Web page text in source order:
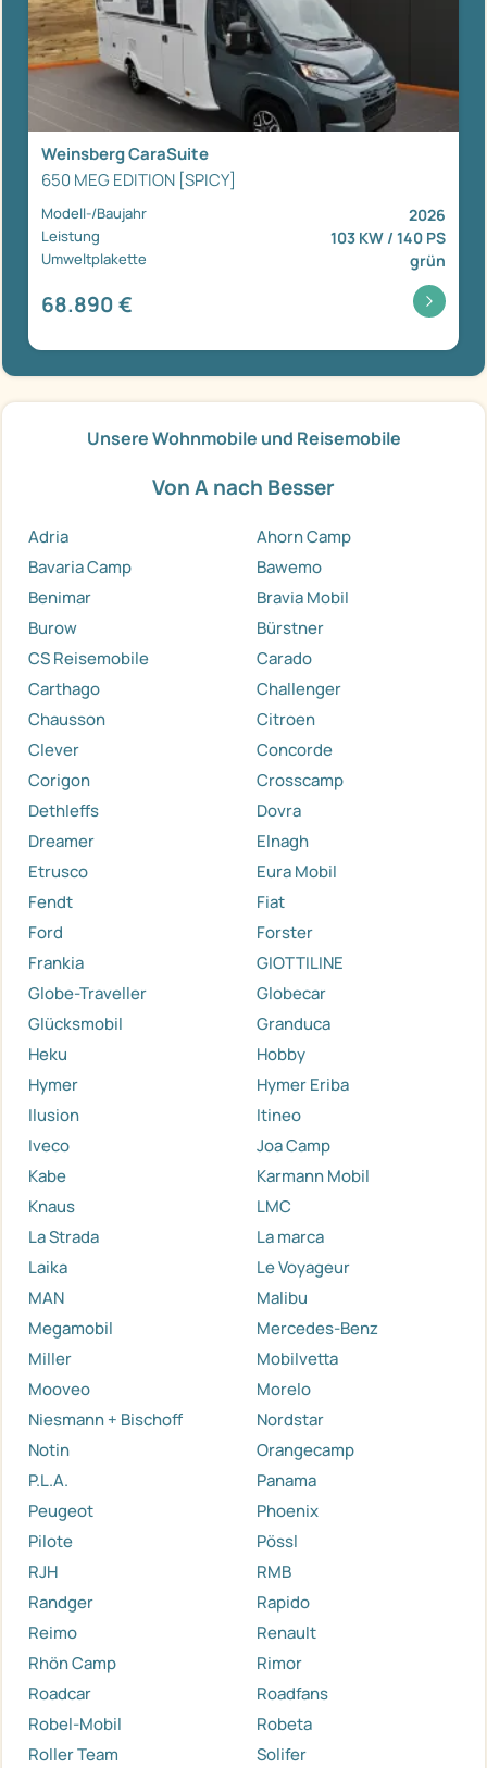
Weinsberg CaraSuite
650 MEG EDITION [SPICY]
Modell-/Baujahr 2026
Leistung 103 KW / 140 PS
Umweltplakette grün
68.890 €
Unsere Wohnmobile und Reisemobile
Von A nach Besser
Adria
Ahorn Camp
Bavaria Camp
Bawemo
Benimar
Bravia Mobil
Burow
Bürstner
CS Reisemobile
Carado
Carthago
Challenger
Chausson
Citroen
Clever
Concorde
Corigon
Crosscamp
Dethleffs
Dovra
Dreamer
Elnagh
Etrusco
Eura Mobil
Fendt
Fiat
Ford
Forster
Frankia
GIOTTILINE
Globe-Traveller
Globecar
Glücksmobil
Granduca
Heku
Hobby
Hymer
Hymer Eriba
Ilusion
Itineo
Iveco
Joa Camp
Kabe
Karmann Mobil
Knaus
LMC
La Strada
La marca
Laika
Le Voyageur
MAN
Malibu
Megamobil
Mercedes-Benz
Miller
Mobilvetta
Mooveo
Morelo
Niesmann + Bischoff
Nordstar
Notin
Orangecamp
P.L.A.
Panama
Peugeot
Phoenix
Pilote
Pössl
RJH
RMB
Randger
Rapido
Reimo
Renault
Rhön Camp
Rimor
Roadcar
Roadfans
Robel-Mobil
Robeta
Roller Team
Solifer